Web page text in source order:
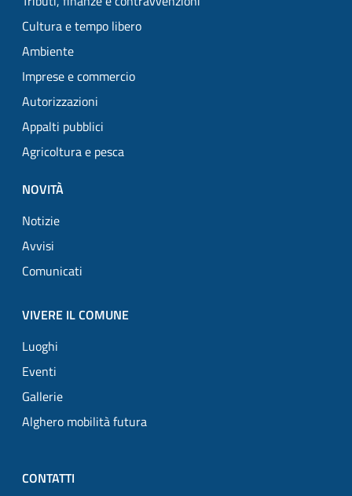
Cultura e tempo libero
Ambiente
Imprese e commercio
Autorizzazioni
Appalti pubblici
Agricoltura e pesca
NOVITÀ
Notizie
Avvisi
Comunicati
VIVERE IL COMUNE
Luoghi
Eventi
Gallerie
Alghero mobilità futura
CONTATTI